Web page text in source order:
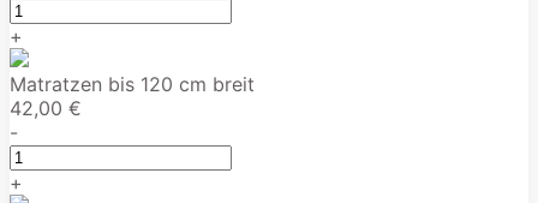
+
Matratzen bis 120 cm breit
42,00 €
-
+